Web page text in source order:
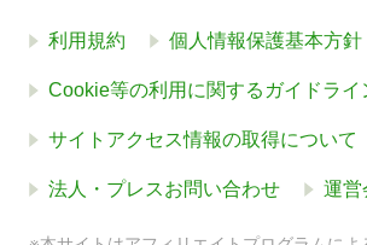
利用規約 個人情報保護基本方針
Cookie等の利用に関するガイドライ
サイトアクセス情報の取得について
法人・プレスお問い合わせ 運営